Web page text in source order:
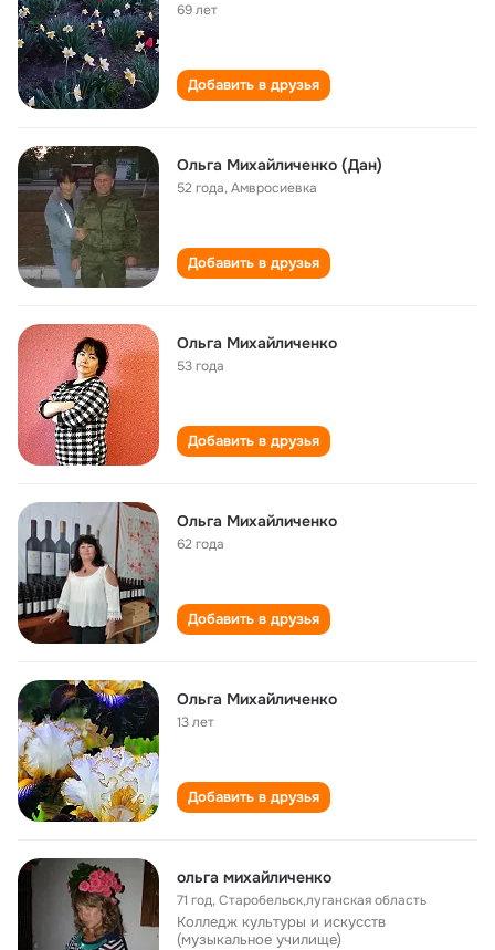
69 лет
Добавить в друзья
Ольга Михайличенко (Дан)
52 года,Амвросиевка
Добавить в друзья
Ольга Михайличенко
53 года
Добавить в друзья
Ольга Михайличенко
62 года
Добавить в друзья
Ольга Михайличенко
13 лет
Добавить в друзья
ольга михайличенко
71 год,Старобельск,луганская область
Колледж культуры и искусств
(музыкальное училище)